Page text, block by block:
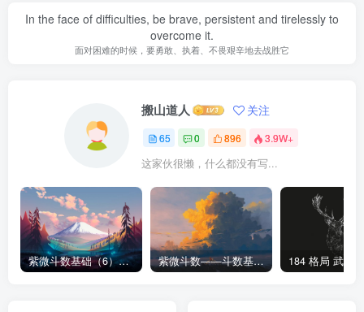
In the face of difficulties, be brave, persistent and tirelessly to
overcome it.
面对困难的时候，要勇敢、执着、不畏艰辛地去战胜它
搬山道人 关注
65 0 896 3.9W+
这家伙很懒，什么都没有写...
紫微斗数基础（6）前生今世来因宫 紫微斗数——斗数基本格局(上)